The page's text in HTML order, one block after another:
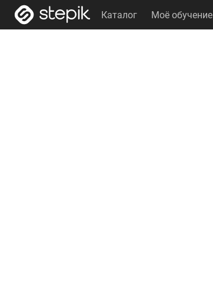
Каталог Моё обучение